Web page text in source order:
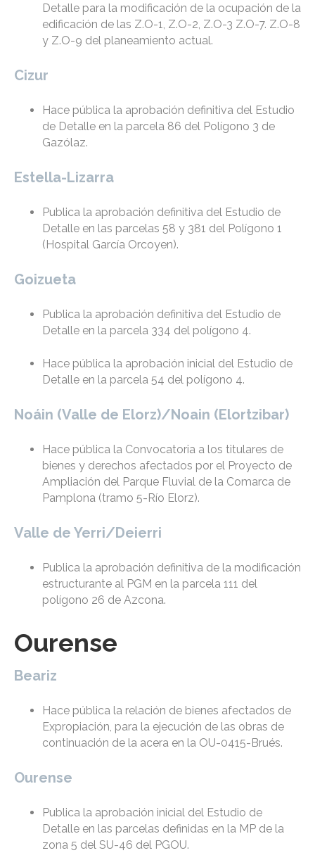
Detalle para la modificación de la ocupación de la
edificación de las Z.O-1, Z.O-2, Z.O-3 Z.O-7. Z.O-8
y Z.O-9 del planeamiento actual.
Cizur
Hace pública la aprobación definitiva del Estudio
de Detalle en la parcela 86 del Polígono 3 de
Gazólaz.
Estella-Lizarra
Publica la aprobación definitiva del Estudio de
Detalle en las parcelas 58 y 381 del Polígono 1
(Hospital García Orcoyen).
Goizueta
Publica la aprobación definitiva del Estudio de
Detalle en la parcela 334 del polígono 4.
Hace pública la aprobación inicial del Estudio de
Detalle en la parcela 54 del polígono 4.
Noáin (Valle de Elorz)/Noain (Elortzibar)
Hace pública la Convocatoria a los titulares de
bienes y derechos afectados por el Proyecto de
Ampliación del Parque Fluvial de la Comarca de
Pamplona (tramo 5-Río Elorz).
Valle de Yerri/Deierri
Publica la aprobación definitiva de la modificación
estructurante al PGM en la parcela 111 del
polígono 26 de Azcona.
Ourense
Beariz
Hace pública la relación de bienes afectados de
Expropiación, para la ejecución de las obras de
continuación de la acera en la OU-0415-Brués.
Ourense
Publica la aprobación inicial del Estudio de
Detalle en las parcelas definidas en la MP de la
zona 5 del SU-46 del PGOU.